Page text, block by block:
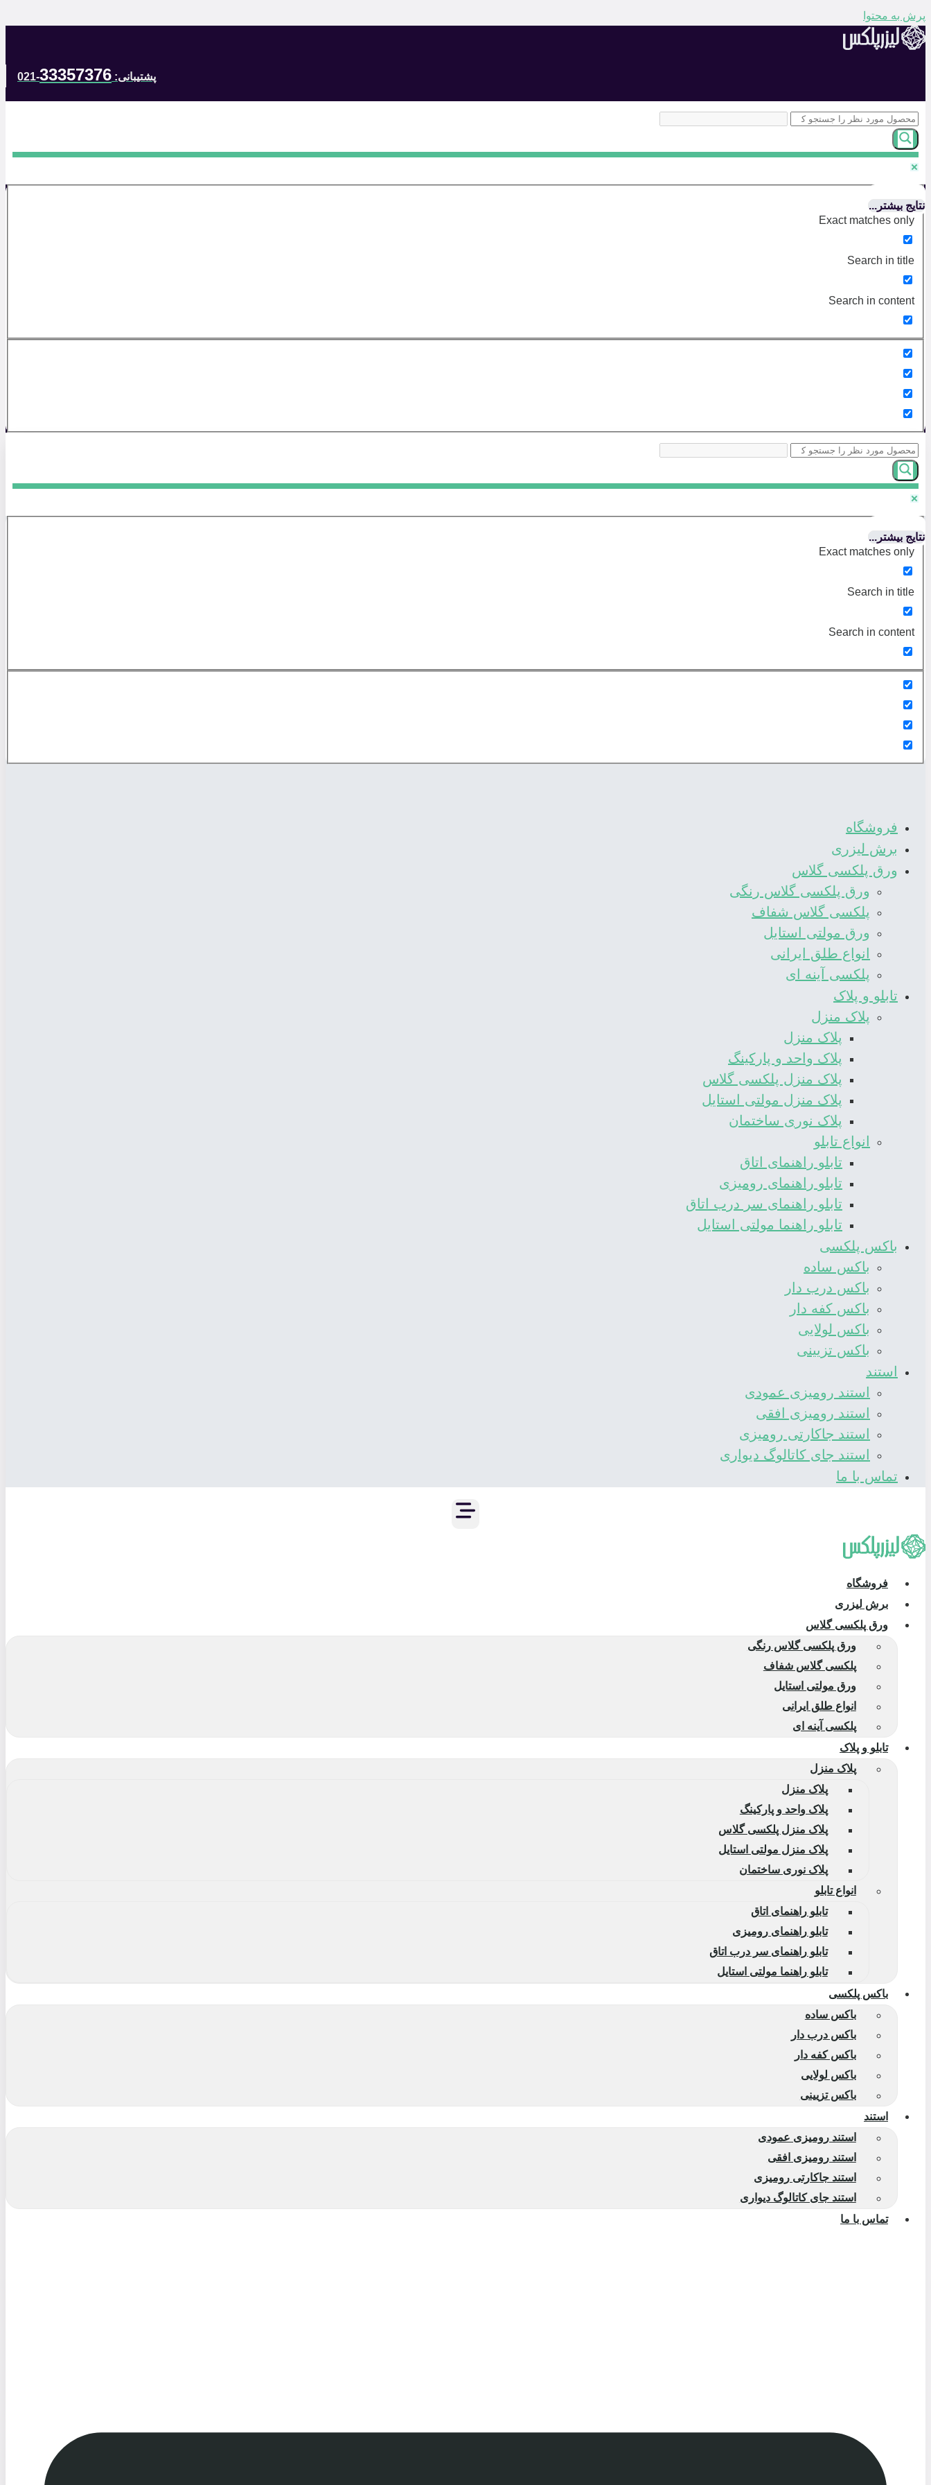
پرش به محتوا
پشتیبانی: 33357376
-021
نتایج بیشتر...
Exact matches only
Search in title
Search in content
نتایج بیشتر...
Exact matches only
Search in title
Search in content
فروشگاه
برش لیزری
ورق پلکسی گلاس
ورق پلکسی گلاس رنگی
پلکسی گلاس شفاف
ورق مولتی استایل
انواع طلق ایرانی
پلکسی آینه ای
تابلو و پلاک
پلاک منزل
پلاک منزل
پلاک واحد و پارکینگ
پلاک منزل پلکسی گلاس
پلاک منزل مولتی استایل
پلاک نوری ساختمان
انواع تابلو
تابلو راهنمای اتاق
تابلو راهنمای رومیزی
تابلو راهنمای سر درب اتاق
تابلو راهنما مولتی استایل
باکس پلکسی
باکس ساده
باکس درب دار
باکس کفه دار
باکس لولایی
باکس تزیینی
استند
استند رومیزی عمودی
استند رومیزی افقی
استند جاکارتی رومیزی
استند جای کاتالوگ دیواری
تماس با ما
فروشگاه
برش لیزری
ورق پلکسی گلاس
ورق پلکسی گلاس رنگی
پلکسی گلاس شفاف
ورق مولتی استایل
انواع طلق ایرانی
پلکسی آینه ای
تابلو و پلاک
پلاک منزل
پلاک منزل
پلاک واحد و پارکینگ
پلاک منزل پلکسی گلاس
پلاک منزل مولتی استایل
پلاک نوری ساختمان
انواع تابلو
تابلو راهنمای اتاق
تابلو راهنمای رومیزی
تابلو راهنمای سر درب اتاق
تابلو راهنما مولتی استایل
باکس پلکسی
باکس ساده
باکس درب دار
باکس کفه دار
باکس لولایی
باکس تزیینی
استند
استند رومیزی عمودی
استند رومیزی افقی
استند جاکارتی رومیزی
استند جای کاتالوگ دیواری
تماس با ما